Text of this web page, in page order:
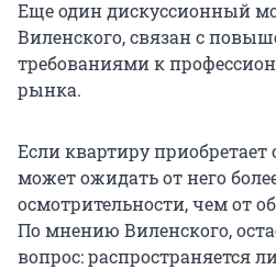
Еще один дискуссионный
Виленского, связан с
требованиями к
рынка.
Если квартиру
может ожидать от него
осмотрительности, чем от
По мнению Виленского,
вопрос: распространяется